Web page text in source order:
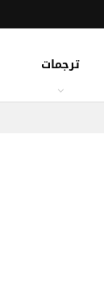
ترجمات